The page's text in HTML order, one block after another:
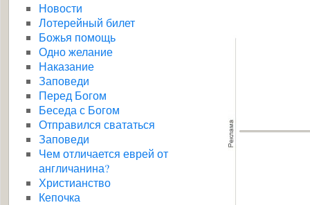
Новости
Лотерейный билет
Божья помощь
Одно желание
Наказание
Заповеди
Перед Богом
Беседа с Богом
Отправился свататься
Заповеди
Чем отличается еврей от
англичанина?
Христианство
Кепочка